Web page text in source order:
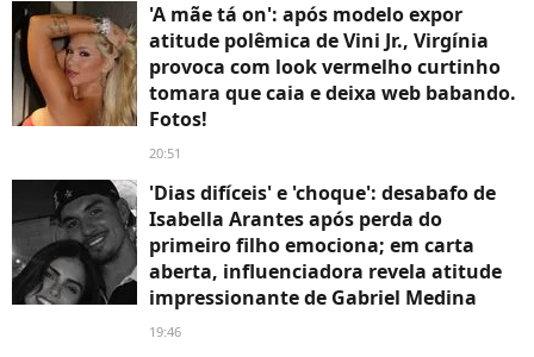
'A mãe tá on': após modelo expor
atitude polêmica de Vini Jr., Virgínia
provoca com look vermelho curtinho
tomara que caia e deixa web babando.
Fotos!
20:51
'Dias difíceis' e 'choque': desabafo de
Isabella Arantes após perda do
primeiro filho emociona; em carta
aberta, influenciadora revela atitude
impressionante de Gabriel Medina
19:46